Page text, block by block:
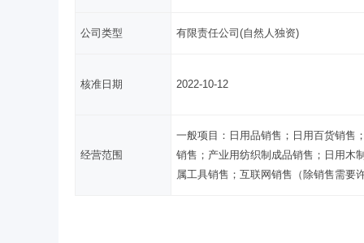
公司类型 有限责任公司(自然人独资)
核准日期 2022-10-12
经营范围
一般项目：日用品销售；日用百货销售
销售；产业用纺织制成品销售；日用木
属工具销售；互联网销售（除销售需要